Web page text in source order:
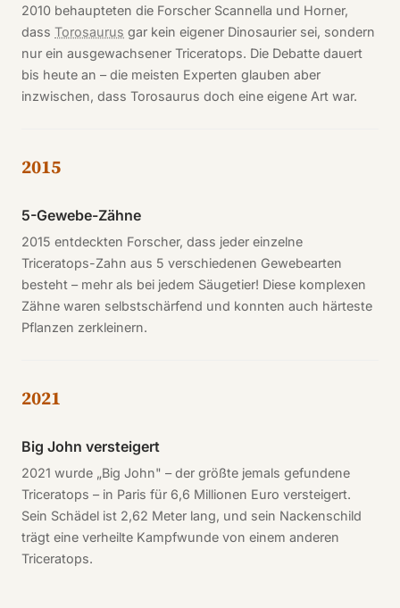
2010 behaupteten die Forscher Scannella und Horner,
dass Torosaurus gar kein eigener Dinosaurier sei, sondern
nur ein ausgewachsener Triceratops. Die Debatte dauert
bis heute an – die meisten Experten glauben aber
inzwischen, dass Torosaurus doch eine eigene Art war.
2015
5-Gewebe-Zähne
2015 entdeckten Forscher, dass jeder einzelne
Triceratops-Zahn aus 5 verschiedenen Gewebearten
besteht – mehr als bei jedem Säugetier! Diese komplexen
Zähne waren selbstschärfend und konnten auch härteste
Pflanzen zerkleinern.
2021
Big John versteigert
2021 wurde „Big John" – der größte jemals gefundene
Triceratops – in Paris für 6,6 Millionen Euro versteigert.
Sein Schädel ist 2,62 Meter lang, und sein Nackenschild
trägt eine verheilte Kampfwunde von einem anderen
Triceratops.